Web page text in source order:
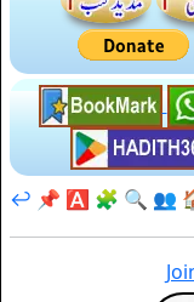
👥
🔍
🧩
🅰️
📌
↩️